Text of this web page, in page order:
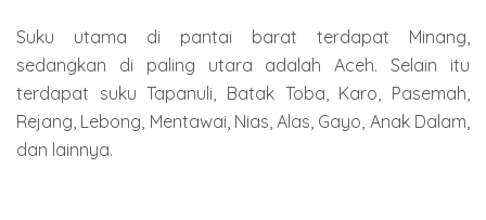
Suku utama di pantai barat terdapat Minang,
sedangkan di paling utara adalah Aceh. Selain itu
terdapat suku Tapanuli, Batak Toba, Karo, Pasemah,
Rejang, Lebong, Mentawai, Nias, Alas, Gayo, Anak Dalam,
dan lainnya.